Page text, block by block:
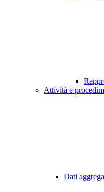
Attività e
Dati